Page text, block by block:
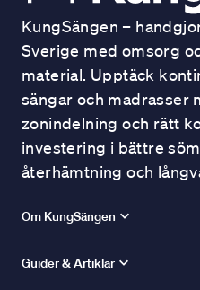
KungSängen –
Sverige med omsorg
material. Upptäck
sängar och madrasser
zonindelning och rätt
investering i bättre
återhämtning och
Om KungSängen
Guider & Artiklar